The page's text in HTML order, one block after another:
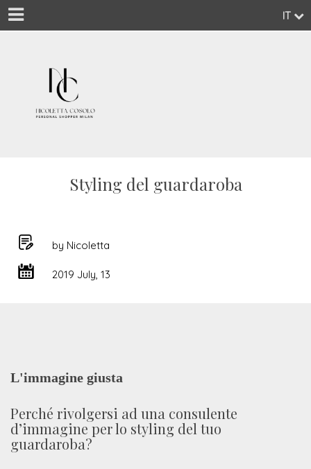
IT
Styling del guardaroba
by Nicoletta
2019 July, 13
L'immagine giusta
Perché rivolgersi ad una consulente
d’immagine per lo styling del tuo
guardaroba?